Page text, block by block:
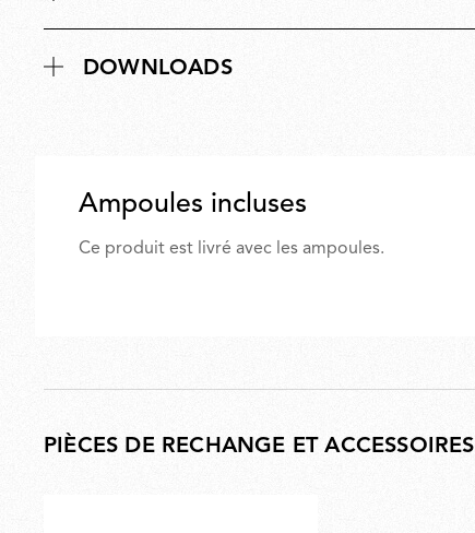
DOWNLOADS
Ampoules incluses
Ce produit est livré avec les ampoules.
PIÈCES DE RECHANGE ET ACCESSOIRES